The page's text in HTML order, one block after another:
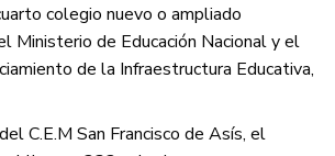
colegio nuevo o ampliado
Ministerio de Educación Nacional y el
de la Infraestructura Educativa,
C.E.M San Francisco de Asís, el